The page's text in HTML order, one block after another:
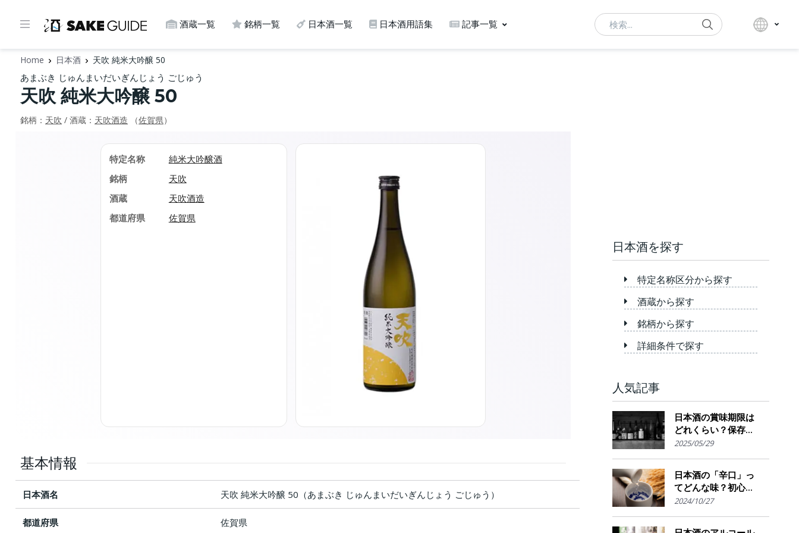
酒蔵一覧 銘柄一覧 日本酒一覧 日本酒用語集 記事一覧 Search
Home 日本酒 天吹 純米大吟醸 50
あまぶき じゅんまいだいぎんじょう ごじゅう
天吹 純米大吟醸 50
銘柄： 天吹 / 酒蔵： 天吹酒造 （佐賀県）
特定名称
純米大吟醸酒
銘柄
天吹
酒蔵
天吹酒造
都道府県
佐賀県
基本情報
日本酒名 天吹 純米大吟醸 50（あまぶき じゅんまいだいぎんじょう ごじゅう）
都道府県 佐賀県
日本酒を探す
特定名称区分から探す
酒蔵から探す
銘柄から探す
詳細条件で探す
人気記事
日本酒の賞味期限は
どれくらい？保存場
所のポイント
2025/05/29
日本酒の「辛口」っ
てどんな味？初心者
でも楽しめるその魅
2024/10/27